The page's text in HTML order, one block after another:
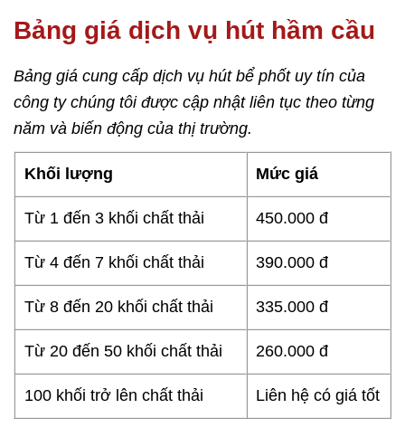
Bảng giá dịch vụ hút hầm cầu
Bảng giá cung cấp dịch vụ hút bể phốt uy tín của
công ty chúng tôi được cập nhật liên tục theo từng
năm và biến động của thị trường.
Khối lượng Mức giá
Từ 1 đến 3 khối chất thải 450.000 đ
Từ 4 đến 7 khối chất thải 390.000 đ
Từ 8 đến 20 khối chất thải 335.000 đ
Từ 20 đến 50 khối chất thải 260.000 đ
100 khối trở lên chất thải Liên hệ có giá tốt